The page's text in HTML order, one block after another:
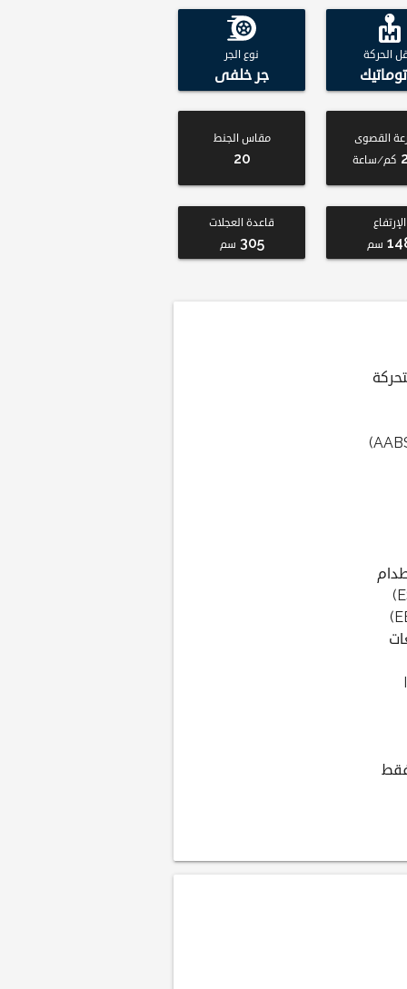
الحركة نوع الجر
جر خلفى
القصوى
كم/ساعة
مقاس الجنط
20
الإرتفاع
سم
قاعدة العجلات
305 سم